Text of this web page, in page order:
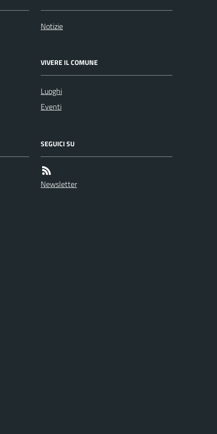
Notizie
VIVERE IL COMUNE
Luoghi
Eventi
SEGUICI SU
Newsletter